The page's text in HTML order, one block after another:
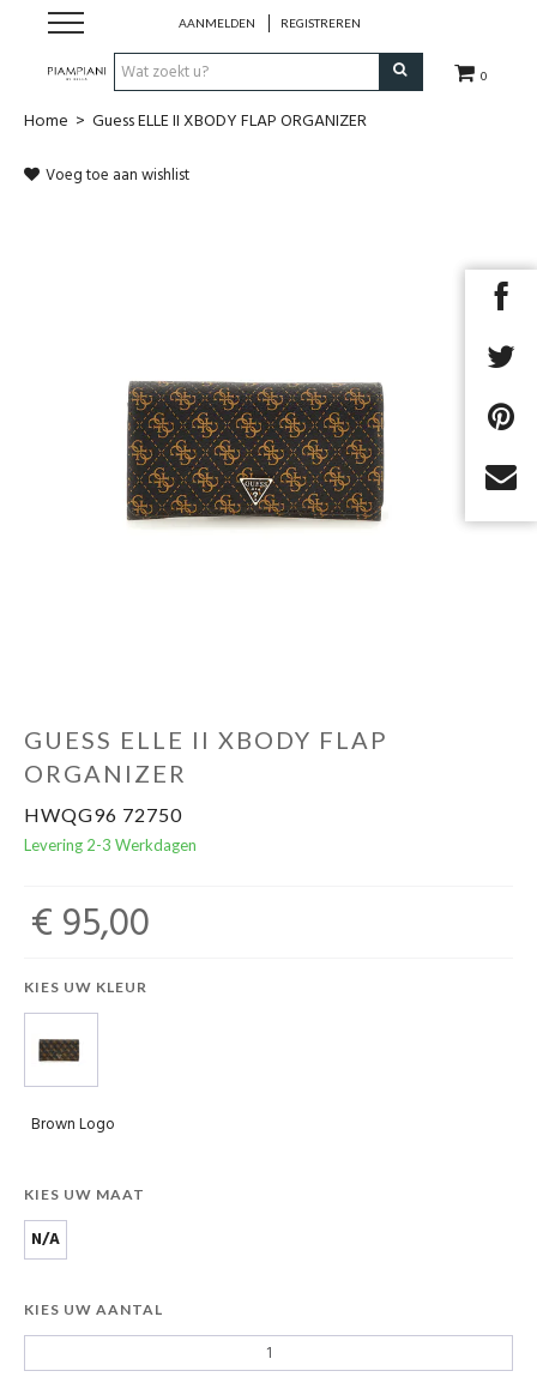
0
AANMELDEN REGISTREREN
Nieuwe Collectie
Accessoires
Home > Guess ELLE II XBODY FLAP ORGANIZER
Voeg toe aan wishlist
GUESS ELLE II XBODY FLAP
ORGANIZER
HWQG96 72750
Levering 2-3 Werkdagen
€ 95,00
KIES UW KLEUR
Brown Logo
KIES UW MAAT
N/A
KIES UW AANTAL